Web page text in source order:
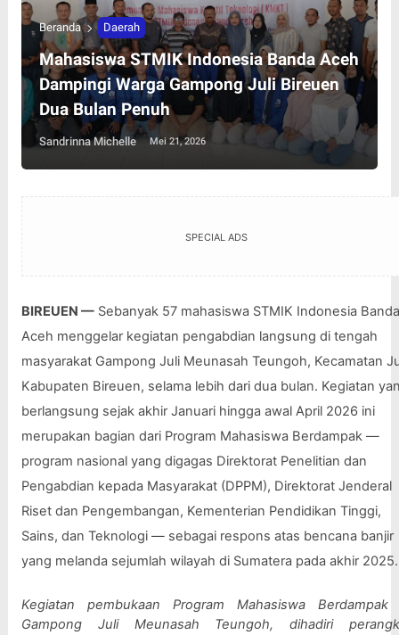
Beranda Daerah
Mahasiswa STMIK Indonesia Banda Aceh
Dampingi Warga Gampong Juli Bireuen
Dua Bulan Penuh
Sandrinna Michelle Mei 21, 2026
SPECIAL ADS
BIREUEN — Sebanyak 57 mahasiswa STMIK Indonesia Banda
Aceh menggelar kegiatan pengabdian langsung di tengah
masyarakat Gampong Juli Meunasah Teungoh, Kecamatan
Kabupaten Bireuen, selama lebih dari dua bulan. Kegiatan
berlangsung sejak akhir Januari hingga awal April 2026 ini
merupakan bagian dari Program Mahasiswa Berdampak —
program nasional yang digagas Direktorat Penelitian dan
Pengabdian kepada Masyarakat (DPPM), Direktorat Jenderal
Riset dan Pengembangan, Kementerian Pendidikan Tinggi,
Sains, dan Teknologi — sebagai respons atas bencana banjir
yang melanda sejumlah wilayah di Sumatera pada akhir 2025.
Kegiatan pembukaan Program Mahasiswa Berdampak
Gampong Juli Meunasah Teungoh, dihadiri